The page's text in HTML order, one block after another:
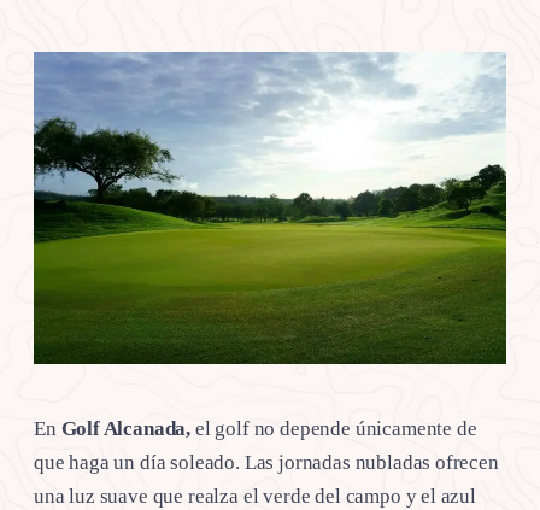
En Golf Alcanada, el golf no depende únicamente de
que haga un día soleado. Las jornadas nubladas ofrecen
una luz suave que realza el verde del campo y el azul